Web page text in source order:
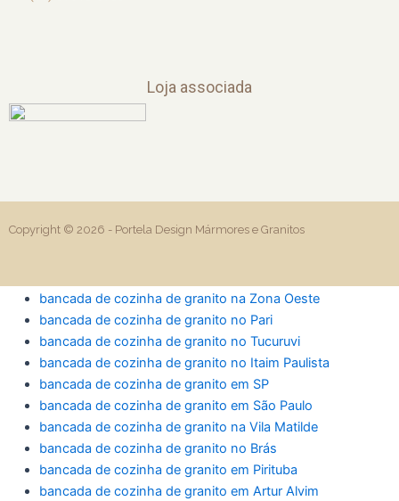
Loja associada
Copyright © 2026 - Portela Design Mármores e Granitos
bancada de cozinha de granito na Zona Oeste
bancada de cozinha de granito no Pari
bancada de cozinha de granito no Tucuruvi
bancada de cozinha de granito no Itaim Paulista
bancada de cozinha de granito em SP
bancada de cozinha de granito em São Paulo
bancada de cozinha de granito na Vila Matilde
bancada de cozinha de granito no Brás
bancada de cozinha de granito em Pirituba
bancada de cozinha de granito em Artur Alvim